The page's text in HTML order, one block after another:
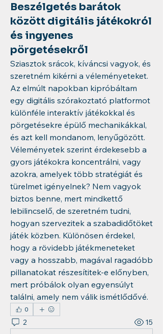
Beszélgetés barátok
között digitális játékokról
és ingyenes
pörgetésekről
Sziasztok srácok, kíváncsi vagyok, és
szeretném kikérni a véleményeteket.
Az elmúlt napokban kipróbáltam
egy digitális szórakoztató platformot
különféle interaktív játékokkal és
pörgetésekre épülő mechanikákkal,
és azt kell mondanom, lenyűgözött.
Véleményetek szerint érdekesebb a
gyors játékokra koncentrálni, vagy
azokra, amelyek több stratégiát és
türelmet igényelnek? Nem vagyok
biztos benne, mert mindkettő
lebilincselő, de szeretném tudni,
hogyan szervezitek a szabadidőtöket
játék közben. Különösen érdekel,
hogy a rövidebb játékmeneteket
vagy a hosszabb, magával ragadóbb
pillanatokat részesítitek-e előnyben,
mert próbálok olyan egyensúlyt
találni, amely nem válik ismétlődővé.
0
2 15